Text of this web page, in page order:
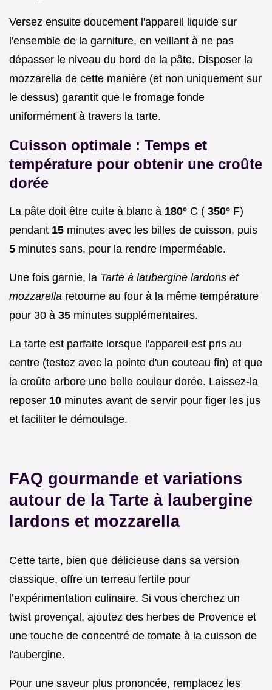
Versez ensuite doucement l'appareil liquide sur
l'ensemble de la garniture, en veillant à ne pas
dépasser le niveau du bord de la pâte. Disposer la
mozzarella de cette manière (et non uniquement sur
le dessus) garantit que le fromage fonde
uniformément à travers la tarte.
Cuisson optimale : Temps et
température pour obtenir une croûte
dorée
La pâte doit être cuite à blanc à 180° C ( 350° F)
pendant 15 minutes avec les billes de cuisson, puis
5 minutes sans, pour la rendre imperméable.
Une fois garnie, la Tarte à laubergine lardons et
mozzarella retourne au four à la même température
pour 30 à 35 minutes supplémentaires.
La tarte est parfaite lorsque l'appareil est pris au
centre (testez avec la pointe d'un couteau fin) et que
la croûte arbore une belle couleur dorée. Laissez-la
reposer 10 minutes avant de servir pour figer les jus
et faciliter le démoulage.
FAQ gourmande et variations
autour de la Tarte à laubergine
lardons et mozzarella
Cette tarte, bien que délicieuse dans sa version
classique, offre un terreau fertile pour
l’expérimentation culinaire. Si vous cherchez un
twist provençal, ajoutez des herbes de Provence et
une touche de concentré de tomate à la cuisson de
l'aubergine.
Pour une saveur plus prononcée, remplacez les